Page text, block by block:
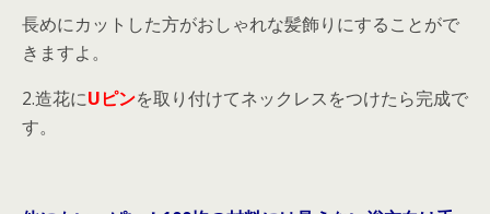
長めにカットした方がおしゃれな髪飾りにすることがで
きますよ。
2.造花にUピンを取り付けてネックレスをつけたら完成で
す。